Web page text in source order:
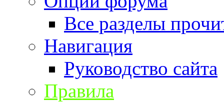
Все разделы
Навигация
Руководство сайта
Правила